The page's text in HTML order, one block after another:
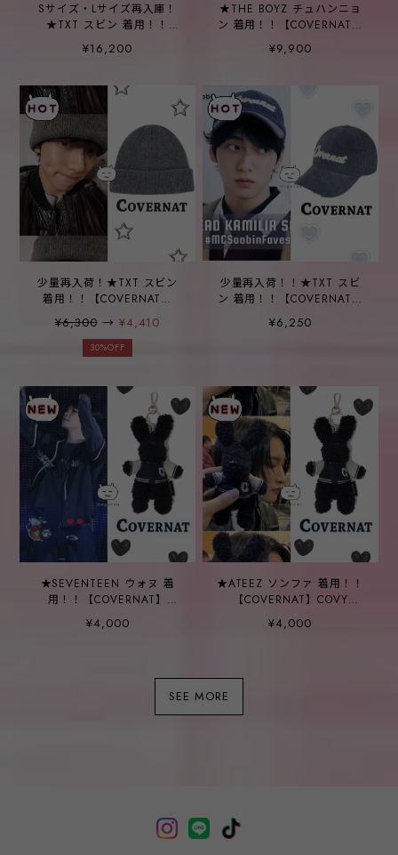
Sサイズ・Lサイズ再入庫！
★TXT スビン 着用！！
【COVERNAT】OVER FIT
HOODIE CHECK SHIRTS
¥16,200
★THE BOYZ チュハンニョ
ン 着用！！【COVERNAT】
C Logo Cable
Stonewashing Crew Neck
¥9,900
少量再入荷！★TXT スビン
着用！！【COVERNAT】
AUTHENTIC CVNT LOGO
WOOL BEANIE
¥6,300→ ¥4,410
30%OFF
少量再入荷！！★TXT スビ
ン 着用！！【COVERNAT】
AUTHENTIC APPLIQUE
CORDUROY BALL CAP
¥6,250
★SEVENTEEN ウォヌ 着
用！！【COVERNAT】
¥4,000
★ATEEZ ソンファ 着用！！
【COVERNAT】COVY
¥4,000
SEE MORE